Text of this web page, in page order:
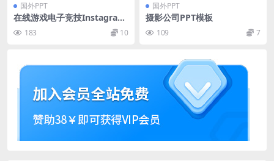
国外PPT
在线游戏电子竞技Instagram
工具包
183 10
国外PPT
摄影公司PPT模板
109 7